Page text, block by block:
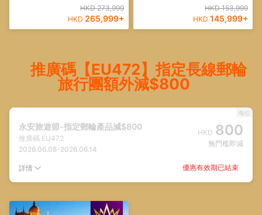
HKD 273,999
HKD 265,999+
HKD 153,999
HKD 145,999+
推廣碼【EU472】指定長線郵輪
旅行團額外減$800
永安旅遊節-指定郵輪產品減$800
推廣碼 EU472
2026.06.08-2026.06.14
HKD 800
無門檻即減
每位
詳情 優惠有效期已結束